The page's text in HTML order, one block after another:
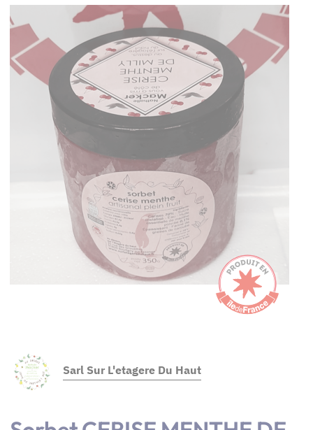
Sarl Sur L'etagere Du Haut